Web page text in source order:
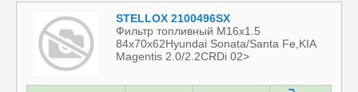
STELLOX 2100496SX
Фильтр топливный M16x1.5
84x70x62Hyundai Sonata/Santa Fe,KIA
Magentis 2.0/2.2CRDi 02>